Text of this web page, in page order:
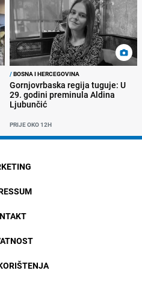
/BOSNA I HERCEGOVINA
Gornjovrbaska regija tuguje: U
29. godini preminula Aldina
Ljubunčić
PRIJE OKO 12H